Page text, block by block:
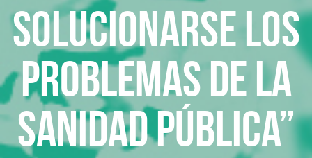
solucionarse los
problemas de la
Sanidad Pública”